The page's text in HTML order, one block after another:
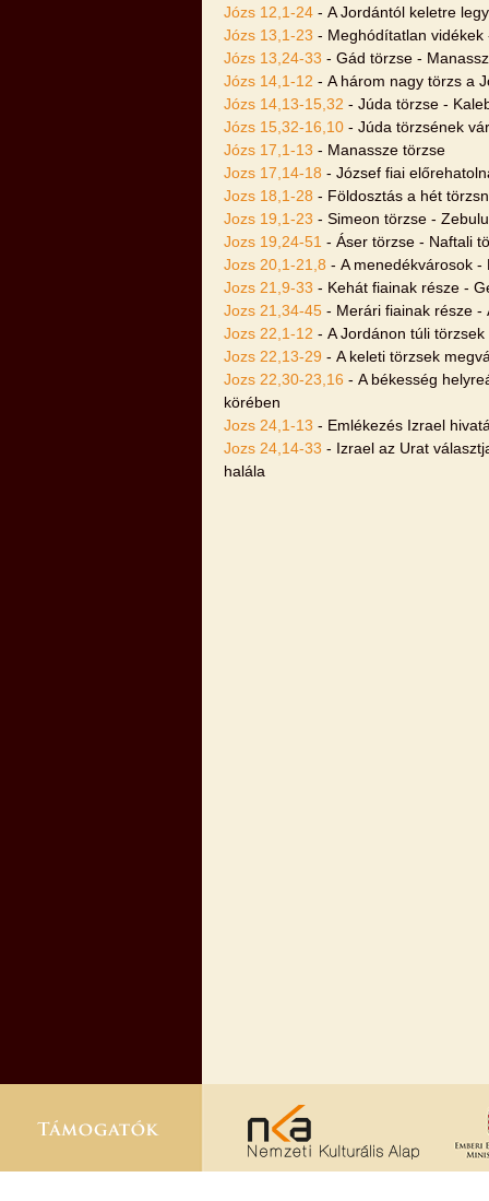
Józs 12,1-24 - A Jordántól keletre
Józs 13,1-23 - Meghódítatlan vidékek
Józs 13,24-33 - Gád törzse -
Józs 14,1-12 - A három nagy törzs a
Józs 14,13-15,32 - Júda törzse -
Józs 15,32-16,10 - Júda törzsének
Józs 17,1-13 - Manassze törzse
Jozs 17,14-18 - József fiai
Jozs 18,1-28 - Földosztás a hét
Jozs 19,1-23 - Simeon törzse -
Jozs 19,24-51 - Áser törzse - Naftali
Jozs 20,1-21,8 - A menedékvárosok -
Jozs 21,9-33 - Kehát fiainak része -
Jozs 21,34-45 - Merári fiainak része -
Jozs 22,1-12 - A Jordánon túli
Jozs 22,13-29 - A keleti törzsek
Jozs 22,30-23,16 - A békesség
körében
Jozs 24,1-13 - Emlékezés Izrael
Jozs 24,14-33 - Izrael az Urat
halála